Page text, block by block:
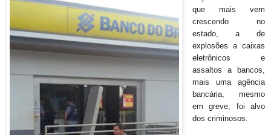
que mais vem
crescendo no
estado, a de
explosões a caixas
eletrônicos e
assaltos a bancos,
mais uma agência
bancária, mesmo
em greve, foi alvo
dos criminosos.